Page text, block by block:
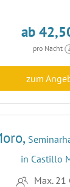
ab
pro Nacht
zum
in Castillo
Max. 21